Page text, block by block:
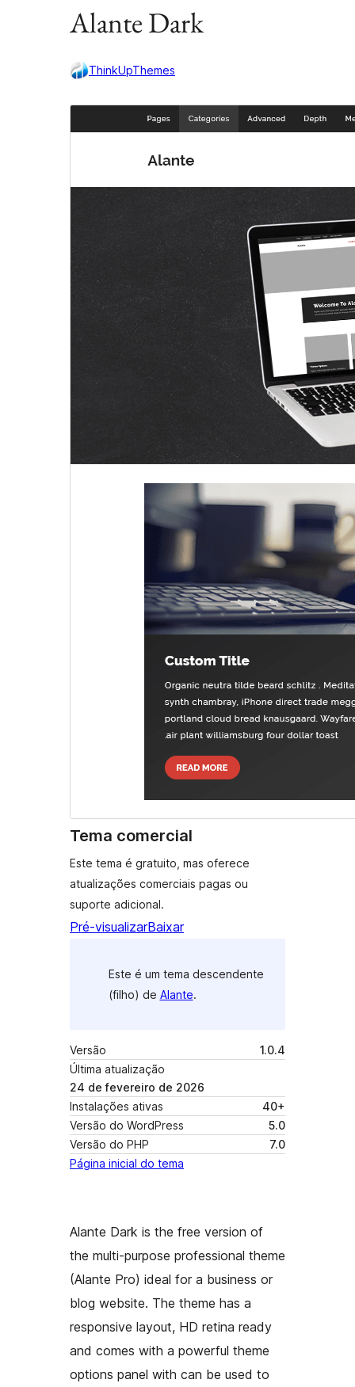
Alante Dark
ThinkUpThemes
Tema comercial
Este tema é gratuito, mas oferece
atualizações comerciais pagas ou
suporte adicional.
Pré-visualizarBaixar
Este é um tema descendente
(filho) de Alante.
Versão
1.0.4
Última atualização
24 de fevereiro de 2026
Instalações ativas
40+
Versão do WordPress
5.0
Versão do PHP
7.0
Página inicial do tema
Alante Dark is the free version of
the multi-purpose professional theme
(Alante Pro) ideal for a business or
blog website. The theme has a
responsive layout, HD retina ready
and comes with a powerful theme
options panel with can be used to